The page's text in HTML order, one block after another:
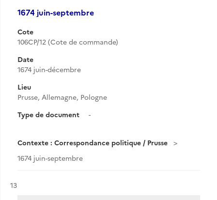
1674 juin-septembre
Cote
106CP/12 (Cote de commande)
Date
1674 juin-décembre
Lieu
Prusse, Allemagne, Pologne
Type de document
-
Contexte : Correspondance politique / Prusse
1674 juin-septembre
Résultat n°
13